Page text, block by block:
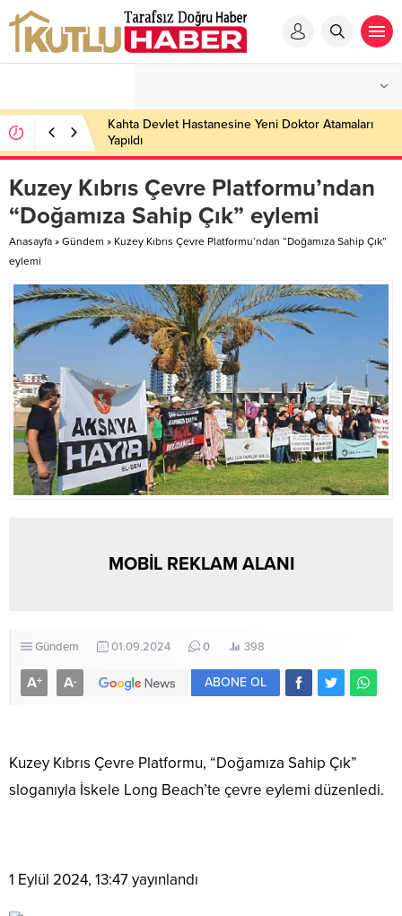
Kahta Devlet Hastanesine Yeni Doktor Atamaları
Yapıldı
Kuzey Kıbrıs Çevre Platformu’ndan
“Doğamıza Sahip Çık” eylemi
Anasayfa » Gündem » Kuzey Kıbrıs Çevre Platformu’ndan “Doğamıza Sahip Çık”
eylemi
MOBİL REKLAM ALANI
Gündem 01.09.2024 0 398
A+ A- ABONE OL
Kuzey Kıbrıs Çevre Platformu, “Doğamıza Sahip Çık”
sloganıyla İskele Long Beach’te çevre eylemi düzenledi.
1 Eylül 2024, 13:47yayınlandı